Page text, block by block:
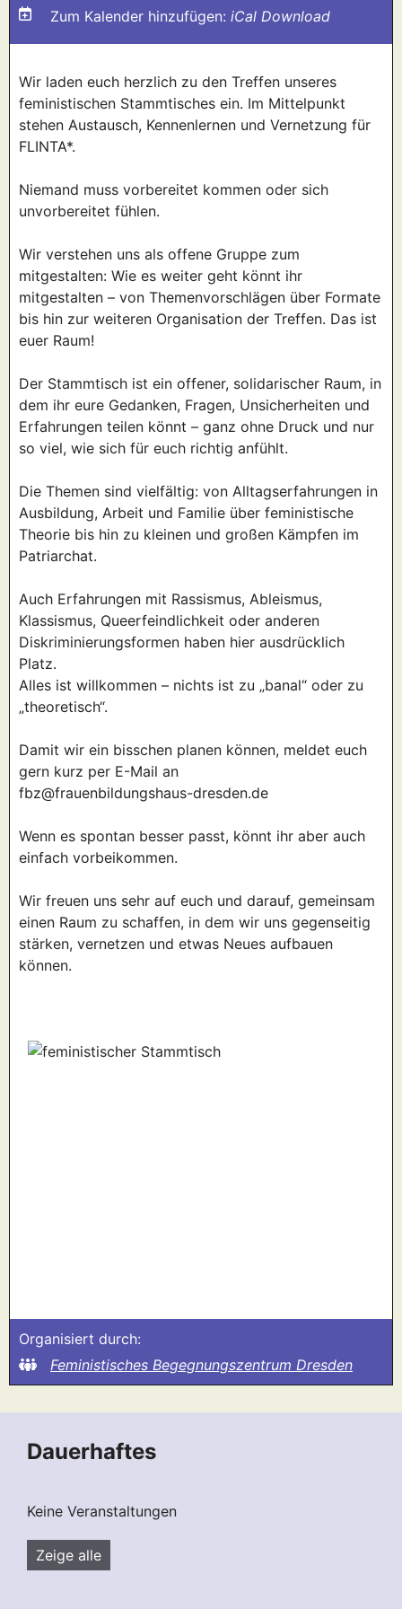
Zum Kalender hinzufügen: iCal Download
Wir laden euch herzlich zu den Treffen unseres
feministischen Stammtisches ein. Im Mittelpunkt
stehen Austausch, Kennenlernen und Vernetzung für
FLINTA*.
Niemand muss vorbereitet kommen oder sich
unvorbereitet fühlen.
Wir verstehen uns als offene Gruppe zum
mitgestalten: Wie es weiter geht könnt ihr
mitgestalten – von Themenvorschlägen über Formate
bis hin zur weiteren Organisation der Treffen. Das ist
euer Raum!
Der Stammtisch ist ein offener, solidarischer Raum, in
dem ihr eure Gedanken, Fragen, Unsicherheiten und
Erfahrungen teilen könnt – ganz ohne Druck und nur
so viel, wie sich für euch richtig anfühlt.
Die Themen sind vielfältig: von Alltagserfahrungen in
Ausbildung, Arbeit und Familie über feministische
Theorie bis hin zu kleinen und großen Kämpfen im
Patriarchat.
Auch Erfahrungen mit Rassismus, Ableismus,
Klassismus, Queerfeindlichkeit oder anderen
Diskriminierungsformen haben hier ausdrücklich
Platz.
Alles ist willkommen – nichts ist zu „banal“ oder zu
„theoretisch“.
Damit wir ein bisschen planen können, meldet euch
gern kurz per E-Mail an
fbz@frauenbildungshaus-dresden.de
Wenn es spontan besser passt, könnt ihr aber auch
einfach vorbeikommen.
Wir freuen uns sehr auf euch und darauf, gemeinsam
einen Raum zu schaffen, in dem wir uns gegenseitig
stärken, vernetzen und etwas Neues aufbauen
können.
Organisiert durch:
Feministisches Begegnungszentrum Dresden
Dauerhaftes
Keine Veranstaltungen
Zeige alle